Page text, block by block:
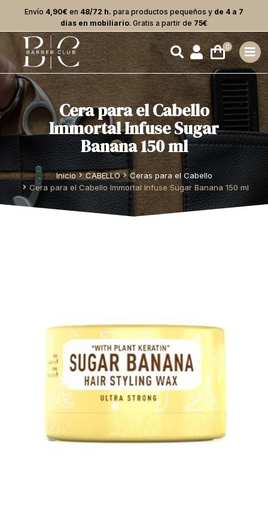
Envío 4,90€ en 48/72 h. para productos pequeños y de 4 a 7
dias en mobiliario. Gratis a partir de 75€
Cera para el Cabello
Immortal Infuse Sugar
Banana 150 ml
Estás aquí: Inicio CABELLO
Ceras para el Cabello
Cera para el Cabello Immortal Infuse Sugar Banana 150 ml